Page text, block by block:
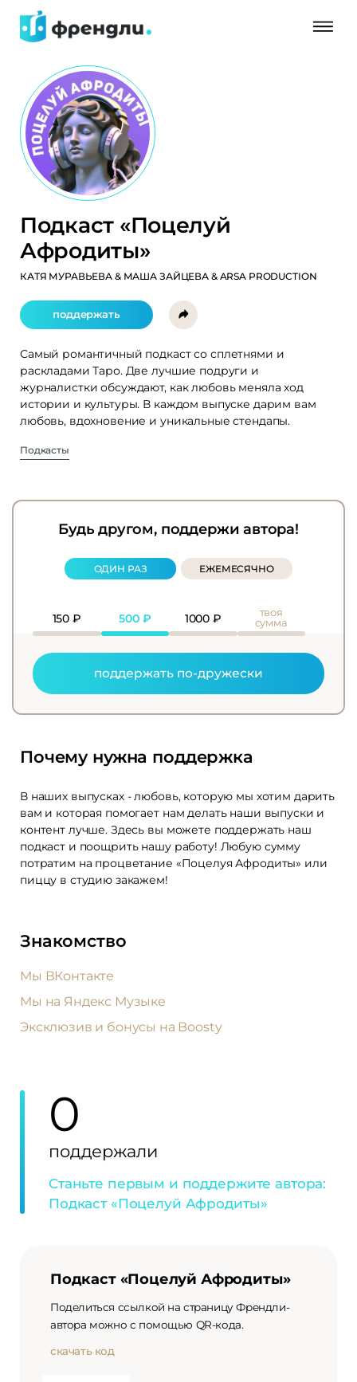
Подкаст «Поцелуй
Афродиты»
КАТЯ МУРАВЬЕВА & МАША ЗАЙЦЕВА & ARSA PRODUCTION
поддержать
Самый романтичный подкаст со сплетнями и
раскладами Таро. Две лучшие подруги и
журналистки обсуждают, как любовь меняла ход
истории и культуры. В каждом выпуске дарим вам
любовь, вдохновение и уникальные стендапы.
Подкасты
Знакомство
Мы ВКонтакте
Мы на Яндекс Музыке
Эксклюзив и бонусы на Boosty
Почему нужна поддержка
В наших выпусках - любовь, которую мы хотим дарить
вам и которая помогает нам делать наши выпуски и
контент лучше. Здесь вы можете поддержать наш
подкаст и поощрить нашу работу! Любую сумму
потратим на процветание «Поцелуя Афродиты» или
пиццу в студию закажем!
Будь другом, поддержи автора!
ОДИН РАЗ ЕЖЕМЕСЯЧНО
150 ₽ 500₽ 1000 ₽
твоя
сумма
поддержать по-дружески
0
поддержали
Станьте первым и поддержите автора:
Подкаст «Поцелуй Афродиты»
Подкаст «Поцелуй Афродиты»
Поделиться ссылкой на страницу Френдли-
автора можно с помощью QR-кода.
скачать код